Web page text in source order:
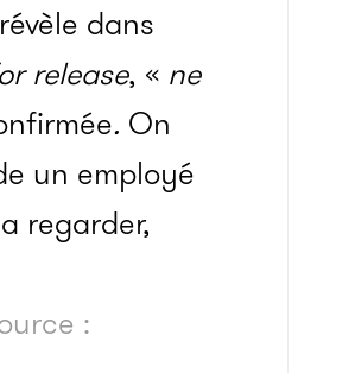
dans
release, « ne
. On
un employé
regarder,
: